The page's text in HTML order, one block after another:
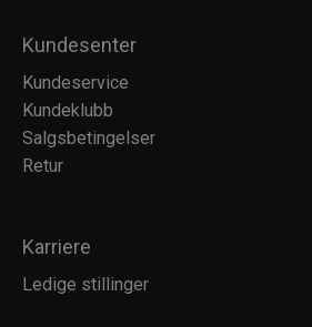
Kundesenter
Kundeservice
Kundeklubb
Salgsbetingelser
Retur
Karriere
Ledige stillinger